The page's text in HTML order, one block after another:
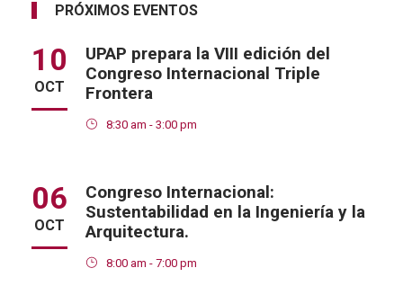
PRÓXIMOS EVENTOS
10
OCT
UPAP prepara la VIII edición del
Congreso Internacional Triple
Frontera
8:30 am - 3:00 pm
06
OCT
Congreso Internacional:
Sustentabilidad en la Ingeniería y la
Arquitectura.
8:00 am - 7:00 pm